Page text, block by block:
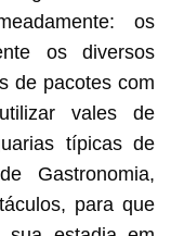
os
os diversos
de pacotes com
vales de
típicas de
Gastronomia,
para que